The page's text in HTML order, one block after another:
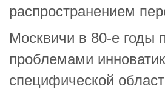
распространением
Москвичи в 80-е годы
проблемами
специфической